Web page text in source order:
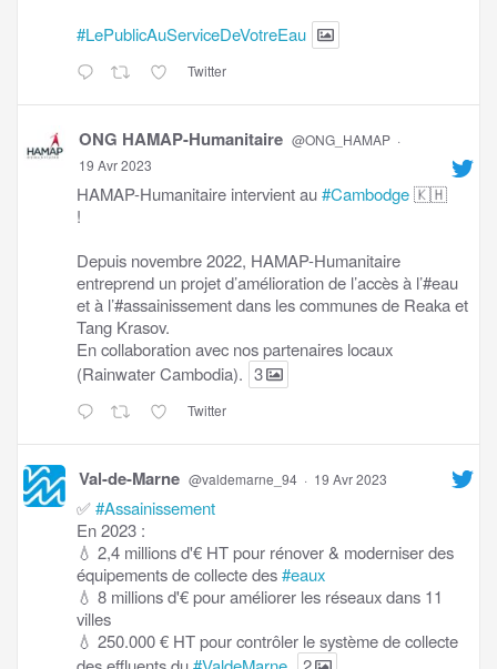
#LePublicAuServiceDeVotreEau
Twitter
ONG HAMAP-Humanitaire @ONG_HAMAP ·
19 Avr 2023
HAMAP-Humanitaire intervient au#Cambodge🇰🇭
!
Depuis novembre 2022, HAMAP-Humanitaire
entreprend un projet d’amélioration de l’accès à l’#eau
et à l’#assainissement dans les communes de Reaka et
Tang Krasov.
En collaboration avec nos partenaires locaux
(Rainwater Cambodia). 3
Twitter
Val-de-Marne @valdemarne_94 · 19 Avr 2023
✅#Assainissement
En 2023 :
💧 2,4 millions d'€ HT pour rénover & moderniser des
équipements de collecte des#eaux
💧 8 millions d'€ pour améliorer les réseaux dans 11
villes
💧 250.000 € HT pour contrôler le système de collecte